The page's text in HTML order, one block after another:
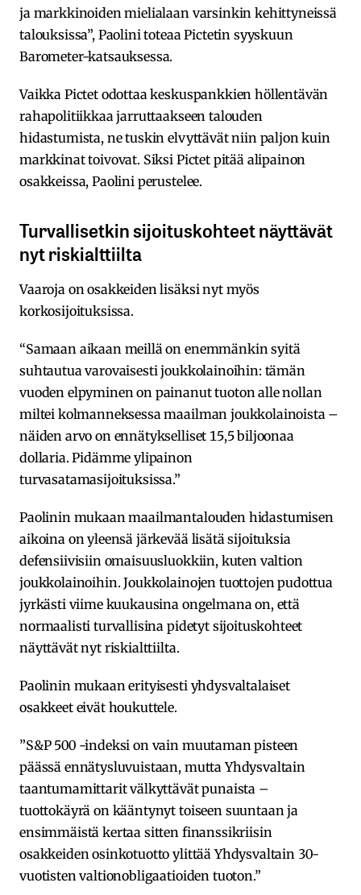
ja markkinoiden mielialaan varsinkin kehittyneissä
talouksissa”, Paolini toteaa Pictetin syyskuun
Barometer-katsauksessa.
Vaikka Pictet odottaa keskuspankkien höllentävän
rahapolitiikkaa jarruttaakseen talouden
hidastumista, ne tuskin elvyttävät niin paljon kuin
markkinat toivovat. Siksi Pictet pitää alipainon
osakkeissa, Paolini perustelee.
Turvallisetkin sijoituskohteet näyttävät
nyt riskialttiilta
Vaaroja on osakkeiden lisäksi nyt myös
korkosijoituksissa.
“Samaan aikaan meillä on enemmänkin syitä
suhtautua varovaisesti joukkolainoihin: tämän
vuoden elpyminen on painanut tuoton alle nollan
miltei kolmanneksessa maailman joukkolainoista –
näiden arvo on ennätykselliset 15,5 biljoonaa
dollaria. Pidämme ylipainon
turvasatamasijoituksissa.”
Paolinin mukaan maailmantalouden hidastumisen
aikoina on yleensä järkevää lisätä sijoituksia
defensiivisiin omaisuusluokkiin, kuten valtion
joukkolainoihin. Joukkolainojen tuottojen pudottua
jyrkästi viime kuukausina ongelmana on, että
normaalisti turvallisina pidetyt sijoituskohteet
näyttävät nyt riskialttiilta.
Paolinin mukaan erityisesti yhdysvaltalaiset
osakkeet eivät houkuttele.
”S&P 500 -indeksi on vain muutaman pisteen
päässä ennätysluvuistaan, mutta Yhdysvaltain
taantumamittarit välkyttävät punaista –
tuottokäyrä on kääntynyt toiseen suuntaan ja
ensimmäistä kertaa sitten finanssikriisin
osakkeiden osinkotuotto ylittää Yhdysvaltain 30-
vuotisten valtionobligaatioiden tuoton.”